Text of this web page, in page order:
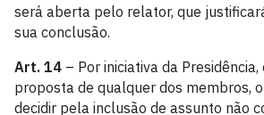
será aberta pelo relator, que
sua conclusão.
Art. 14 – Por iniciativa da
proposta de qualquer dos membros,
decidir pela inclusão de assunto não